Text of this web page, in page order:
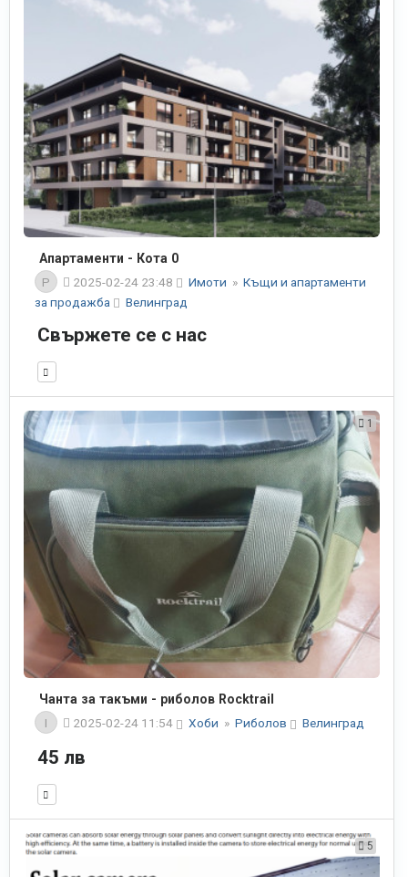
Апартаменти - Кота 0
P
2025-02-24 23:48 Имоти » Къщи и апартаменти
за продажба
Велинград
Свържете се с нас
1
Чанта за такъми - риболов Rocktrail
I
2025-02-24 11:54 Хоби » Риболов Велинград
45 лв
5